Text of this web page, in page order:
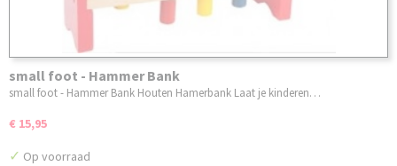
small foot - Hammer Bank
small foot - Hammer Bank Houten Hamerbank Laat je kinderen…
€ 15,95
✓ Op voorraad